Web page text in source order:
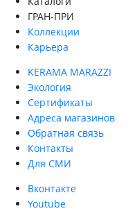
ГРАН-ПРИ
Коллекции
Карьера
KERAMA MARAZZI
Экология
Сертификаты
Адреса магазинов
Обратная связь
Контакты
Для СМИ
Вконтакте
Youtube